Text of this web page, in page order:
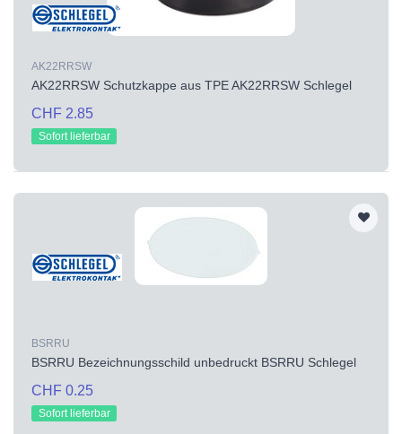
AK22RRSW
AK22RRSW Schutzkappe aus TPE AK22RRSW Schlegel
CHF 2.85
Sofort lieferbar
BSRRU
BSRRU Bezeichnungsschild unbedruckt BSRRU Schlegel
CHF 0.25
Sofort lieferbar